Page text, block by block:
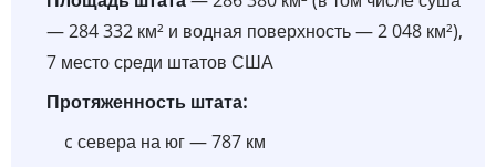
— 284 332 км² и водная поверхность — 2 048 км²),
7 место среди штатов США
Протяженность штата:
c севера на юг — 787 км